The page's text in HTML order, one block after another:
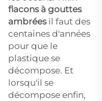
flacons à gouttes
ambrées il faut des
centaines d'années
pour que le
plastique se
décompose. Et
lorsqu'il se
décompose enfin,